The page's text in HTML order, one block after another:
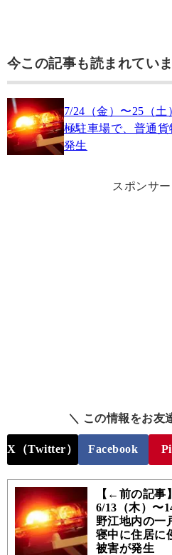
今この記事も読まれてい
7/24（金）〜25（
極駐車場で、普通
発生
スポンサ
＼ この情報をお友
X（Twitter） Facebook
【←前の記事】
6/13（木）〜
野江地内の一
寝中に住居に
被害が発生